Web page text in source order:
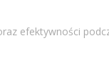
efektywności